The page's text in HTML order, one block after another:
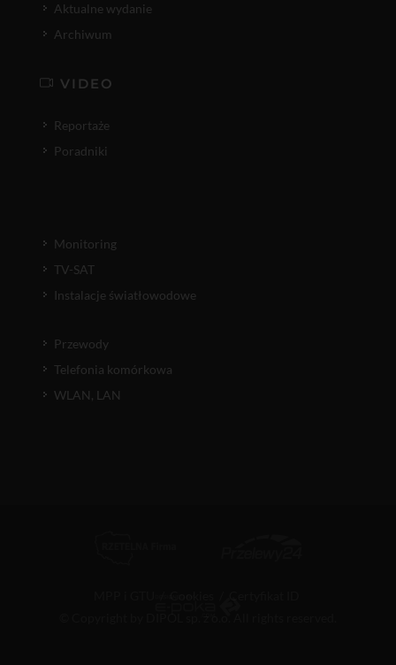
Aktualne wydanie
Archiwum
VIDEO
Reportaże
Poradniki
Monitoring
TV-SAT
Instalacje światłowodowe
Przewody
Telefonia komórkowa
WLAN, LAN